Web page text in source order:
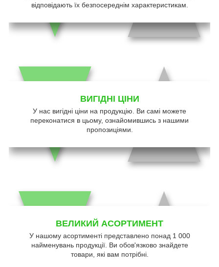
відповідають їх безпосереднім характеристикам.
ВИГІДНІ ЦІНИ
У нас вигідні ціни на продукцію. Ви самі можете
переконатися в цьому, ознайомившись з нашими
пропозиціями.
ВЕЛИКИЙ АСОРТИМЕНТ
У нашому асортименті представлено понад 1 000
найменувань продукції. Ви обов'язково знайдете
товари, які вам потрібні.